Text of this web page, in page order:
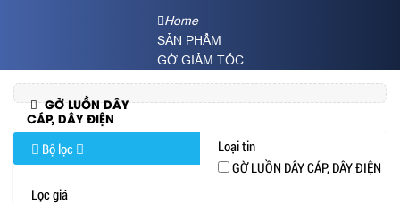
Home
SẢN PHẨM
GỜ GIẢM TỐC
GỜ LUỒN DÂY
CÁP, DÂY ĐIỆN
Bộ lọc
Loại tin
GỜ LUỒN DÂY CÁP, DÂY ĐIỆN
Lọc giá